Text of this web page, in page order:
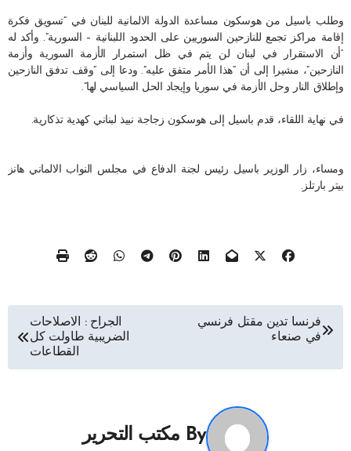
وطلب باسيل من هوسكون مساعدة الدولة الالمانية للبنان في “تسويق فكرة
إقامة مراكز تجمع للنازحين السوريين على الحدود اللبنانية – السورية”. وأكد له
“أن الاستقرار في لبنان لن يتم في ظل استمرار الأزمة السورية وأزمة
النازحين”، مشيرا إلى أن “هذا الأمر متفق عليه”. ودعا إلى “وقف تدفق النازحين
وإطلاق النار وحل الأزمة في سوريا وإيجاد الحل السياسي لها”.
في نهاية اللقاء، قدم باسيل إلى هوسكون زجاجة نبيذ لبناني كهدية تذكارية.
ومساء، زار الوزير باسيل رئيس لجنة الدفاع في مجلس النواب الالماني هانز
بيتر بارتلز.
تصفّح
فرنسا تدين مقتل فرنسي
في صنعاء
الجراح : الاصلاحات
الضريبية طاولت كل
القطاعات
By مكتب التحرير